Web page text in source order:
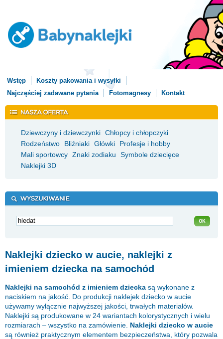
Wstęp
Koszty pakowania i wysyłki
Najczęściej zadawane pytania
Fotomagnesy Kontakt
Dziewczyny i dziewczynki Chłopcy i chłopczyki
Rodzeństwo
Bliźniaki Główki
Profesje i hobby
Mali sportowcy Znaki zodiaku
Symbole dziecięce
Naklejki 3D
Naklejki dziecko w aucie, naklejki z
imieniem dziecka na samochód
Naklejki na samochód z imieniem dziecka są wykonane z
naciskiem na jakość. Do produkcji naklejek dziecko w aucie
używamy wyłącznie najwyższej jakości, trwałych materiałów.
Naklejki są produkowane w 24 wariantach kolorystycznych i wielu
rozmiarach – wszystko na zamówienie. Naklejki dziecko w aucie
są również praktycznym elementem bezpieczeństwa, który pozwala